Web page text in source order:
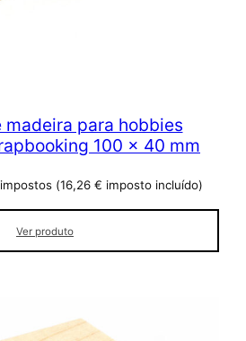
madeira para hobbies
100 x 40 mm
(16,26 € imposto incluído)
Ver produto